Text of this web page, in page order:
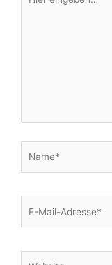
eingeben…
Mail-